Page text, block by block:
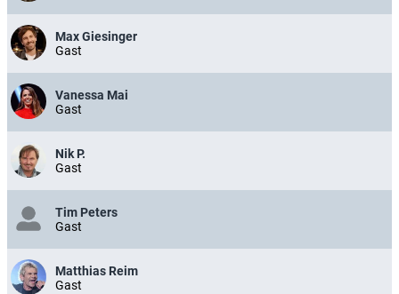
Max Giesinger
Gast
Vanessa Mai
Gast
Nik P.
Gast
Tim Peters
Gast
Matthias Reim
Gast